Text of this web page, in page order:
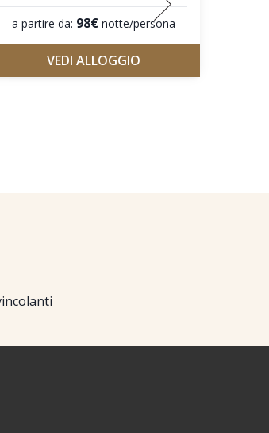
a partire da: 98€ notte/persona
VEDI ALLOGGIO